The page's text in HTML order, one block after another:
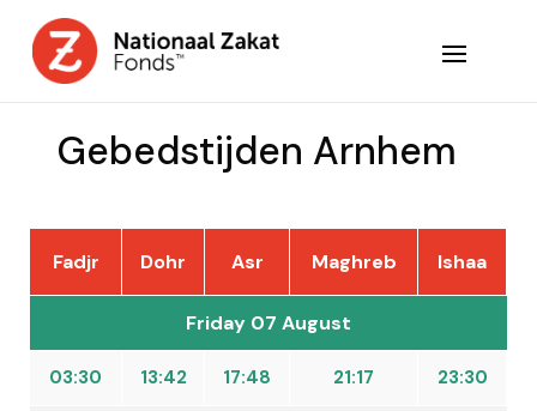
Gebedstijden Arnhem
Fadjr Dohr Asr Maghreb Ishaa
Friday 07 August
03:30 13:42 17:48 21:17 23:30